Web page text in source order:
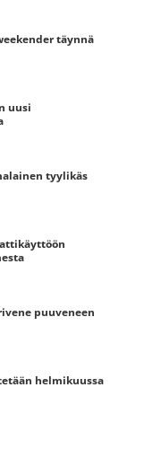
täynnä
uusi
tyylikäs
puuveneen
helmikuussa